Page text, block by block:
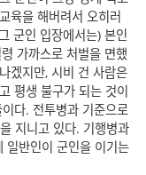
육을 해버려서 오히러
군인 입장에서는) 본인
가까스로 처벌을 면했
겠지만, 시비 건 사람은
평생 불구가 되는 것이
다. 전투병과 기준으로
지니고 있다. 기행병과
일반인이 군인을 이기는